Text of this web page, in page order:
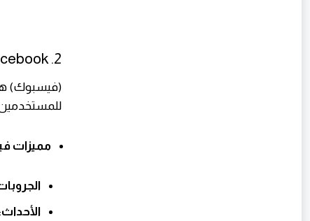
2. Facebook
(فيسبوك) هو
للمستخدمين
مميزات
الأحداث